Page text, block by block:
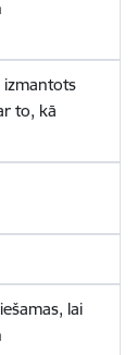
izmantots
to, kā
lai